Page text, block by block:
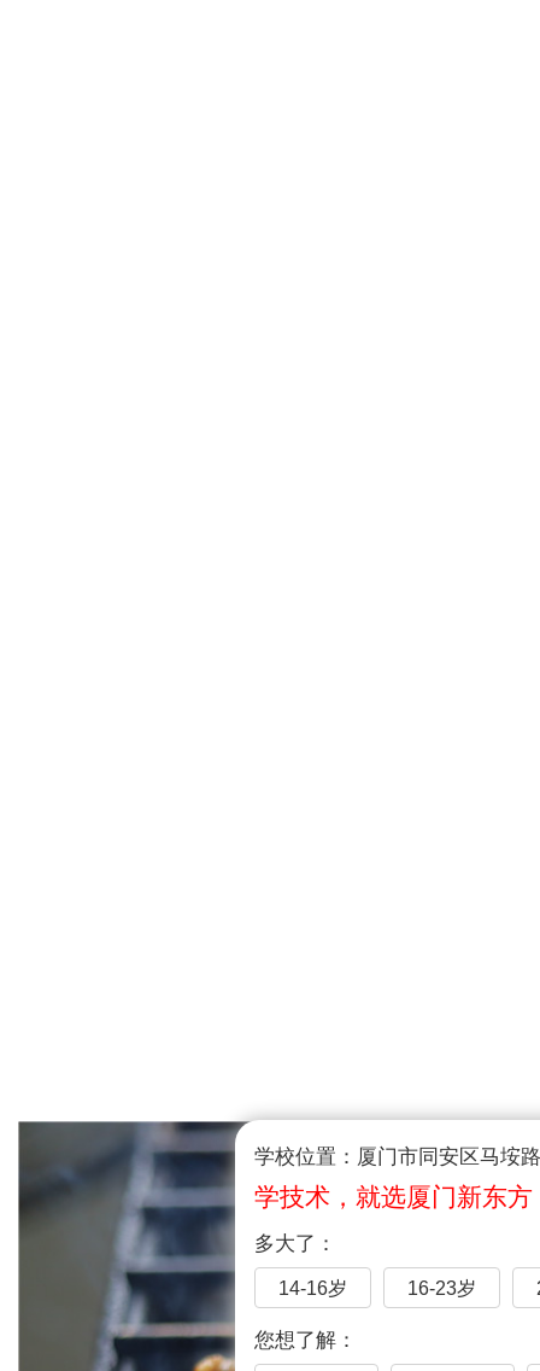
学校位置：厦门市同安区马垵
学技术，就选厦门新东方
多大了：
14-16岁 16-23岁
您想了解：